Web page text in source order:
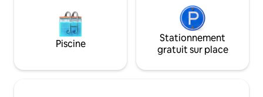
Piscine
Stationnement
gratuit sur place